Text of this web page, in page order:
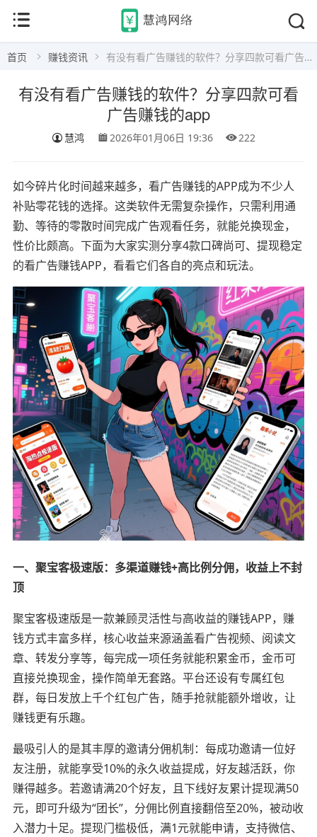
首页 赚钱资讯 有没有看广告赚钱的软件？分享四款可看广告赚钱的app
有没有看广告赚钱的软件？分享四款可看
广告赚钱的app
慧鸿 2026年01月06日 19:36 222
如今碎片化时间越来越多，看广告赚钱的APP成为不少人
补贴零花钱的选择。这类软件无需复杂操作，只需利用通
勤、等待的零散时间完成广告观看任务，就能兑换现金，
性价比颇高。下面为大家实测分享4款口碑尚可、提现稳定
的看广告赚钱APP，看看它们各自的亮点和玩法。
一、聚宝客极速版：多渠道赚钱+高比例分佣，收益上不封
顶
聚宝客极速版是一款兼顾灵活性与高收益的赚钱APP，赚
钱方式丰富多样，核心收益来源涵盖看广告视频、阅读文
章、转发分享等，每完成一项任务就能积累金币，金币可
直接兑换现金，操作简单无套路。平台还设有专属红包
群，每日发放上千个红包广告，随手抢就能额外增收，让
赚钱更有乐趣。
最吸引人的是其丰厚的邀请分佣机制：每成功邀请一位好
友注册，就能享受10%的永久收益提成，好友越活跃，你
赚得越多。若邀请满20个好友，且下线好友累计提现满50
元，即可升级为“团长”，分佣比例直接翻倍至20%，被动收
入潜力十足。提现门槛极低，满1元就能申请，支持微信、